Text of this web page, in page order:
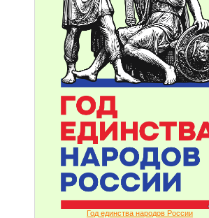
Год единства народов России